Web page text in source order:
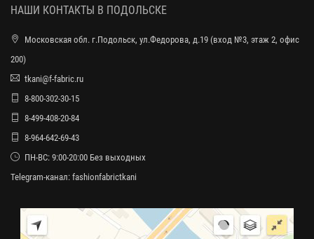
НАШИ КОНТАКТЫ В ПОДОЛЬСКЕ
Московская обл. г.Подольск, ул.Федорова, д.19 (вход №3, этаж 2, офис
200)
tkani@f-fabric.ru
8-800-302-30-15
8-499-408-20-84
8-964-642-69-43
ПН-ВС: 9:00-20:00 Без выходных
Telegram-канал: fashionfabrictkani